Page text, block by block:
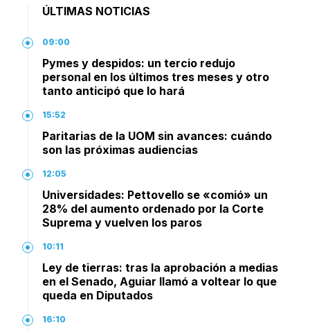
ÚLTIMAS NOTICIAS
09:00
Pymes y despidos: un tercio redujo
personal en los últimos tres meses y otro
tanto anticipó que lo hará
15:52
Paritarias de la UOM sin avances: cuándo
son las próximas audiencias
12:05
Universidades: Pettovello se «comió» un
28% del aumento ordenado por la Corte
Suprema y vuelven los paros
10:11
Ley de tierras: tras la aprobación a medias
en el Senado, Aguiar llamó a voltear lo que
queda en Diputados
16:10